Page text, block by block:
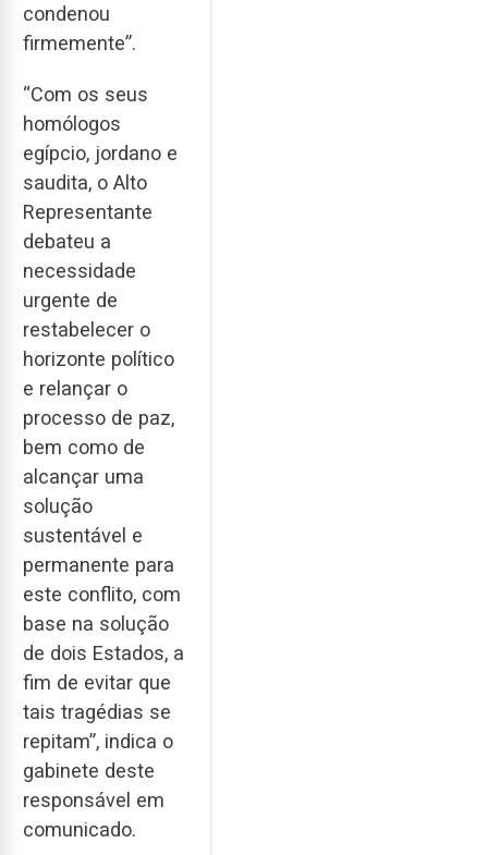
condenou
firmemente”.
“Com os seus
homólogos
egípcio, jordano e
saudita, o Alto
Representante
debateu a
necessidade
urgente de
restabelecer o
horizonte político
e relançar o
processo de paz,
bem como de
alcançar uma
solução
sustentável e
permanente para
este conflito, com
base na solução
de dois Estados, a
fim de evitar que
tais tragédias se
repitam”, indica o
gabinete deste
responsável em
comunicado.